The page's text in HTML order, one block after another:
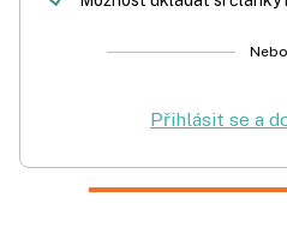
Nebo
Přihlásit se a